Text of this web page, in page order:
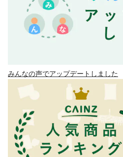
みんなの声でアップデートしました